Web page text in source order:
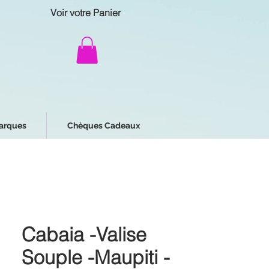
Voir votre Panier
Chèques Cadeaux
Cabaia -Valise
Souple -Maupiti -